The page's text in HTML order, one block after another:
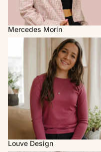
Mercedes Morin
Louve Design
Louve Design